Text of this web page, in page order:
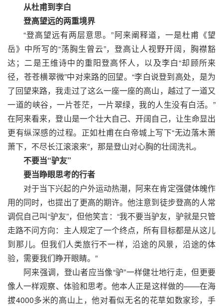
从杜甫到李白
登高望远的两重境界
“登高望远有两层意思。”阿来阐释道，一是杜甫《望
岳》中所写的“荡胸生曾云”，登高让人视野开阔，胸襟豁
达；二是王维诗中的重阳登高怀人，以及李白“却顾所来
径，苍苍横翠微”中对来路的回望。“李白说登到高处，是为
了回望来路，我走过了这么一座一座的高山，越过了一道又
一道的峡谷，一片苍茫，一片翠绿，我的人生没有白活。”
在阿来看来，登山是一个壮大自己、开阔自己，让生命显出
更有纵深感的过程。正如杜甫在白帝城上写下“无边落木萧
萧下，不尽长江滚滚来”，那是登山对心胸的壮阔洗礼。
不要当“驴友”
要当睁眼思考的行者
对于当下兴起的户外运动热潮，阿来在肯定强健体魄作
用的同时，也提出了更高的期许。他注意到徒步登高的人常
调侃自己叫“驴友”，但他笑言：“我不要当驴友，驴就是只管
走路不问方向：主人规定了一个终点，所有目标都是从这儿
到那儿。但我们人类旅行不一样，沿途的风景，沿途的体
验，需要我们睁开眼睛。”
阿来强调，登山者应当像“驴”一样健壮地行走，但更要
像人一样观察、体验和思考。他本人正是这样做的——在海
拔4000多米的高山上，他对看似无名的花草如数家珍，手